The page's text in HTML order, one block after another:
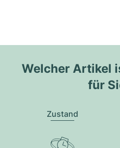
Welcher Artikel
für
Zustand